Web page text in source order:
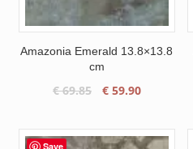
Amazonia Emerald 13.8×13.8
cm
€69.85
Le
était :
€59.90Le
est :
Save